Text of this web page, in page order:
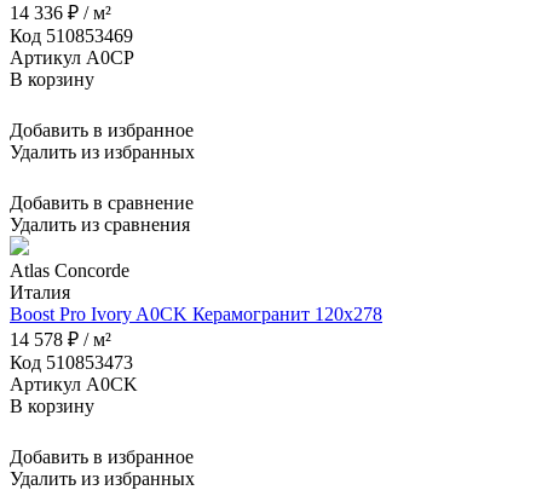
14 336 ₽ / м²
Код 510853469
Артикул A0CP
В корзину
Добавить в избранное
Удалить из избранных
Добавить в сравнение
Удалить из сравнения
Atlas Concorde
Италия
Boost Pro Ivory A0CK Керамогранит 120x278
14 578 ₽ / м²
Код 510853473
Артикул A0CK
В корзину
Добавить в избранное
Удалить из избранных